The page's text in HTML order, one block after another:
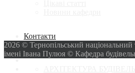
Контакти
2026 © Тернопільський національний
імені Івана Пулюя © Кафедра